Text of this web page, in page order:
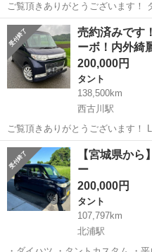
ご覧頂きありがとうございます！ ダイハツタントエグゼカスタムにな
ります！ 人気のブラックでガラス
済み！ 平成22年式 色ブラック 距離128500キロ KFエンジンNA 2WDの
CVT ...
宮城 大崎市 西古川駅
売約済みです
ーボ！内外綺
200,000円
タント
138,500km
西古川駅
ご覧頂きありがとうございます！ L375S型ダイハツタントカスタムRS
ターボになります！ 平成20年式 色ダークブルーB68 距離138500キロ
KFエンジンターボ 2WDのCVT
宮城 大崎市 西古川駅
【宮城県か
ー
200,000円
タント
107,797km
北浦駅